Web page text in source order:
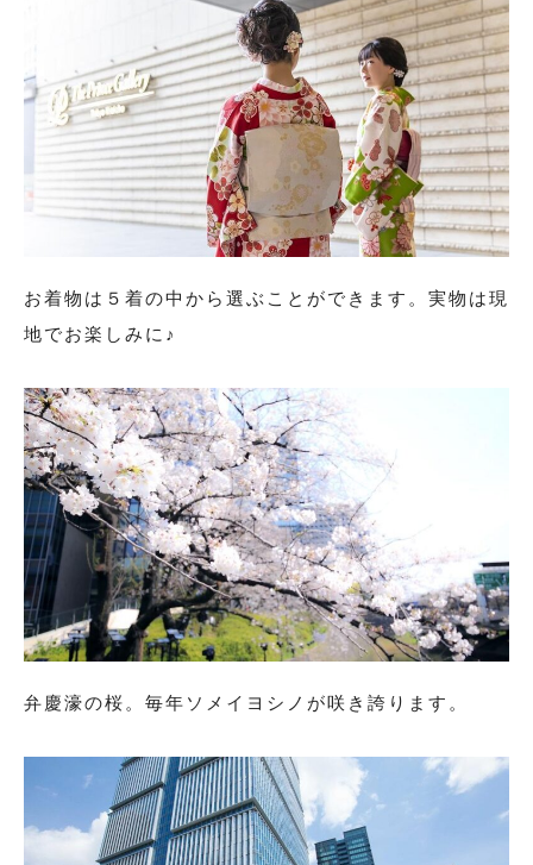
黒留袖の商品一覧へ
大きいサイズ一覧へ
単衣（6月/9月の訪問着）
プラン・料金
6月用の商品一覧へ
9月用の商品一覧へ
絽（夏の訪問着）
絽の商品一覧へ
男性用着物
男性用着物の商品一覧へ
お着物は５着の中から選ぶことができます。実物は現
地でお楽しみに♪
弁慶濠の桜。毎年ソメイヨシノが咲き誇ります。